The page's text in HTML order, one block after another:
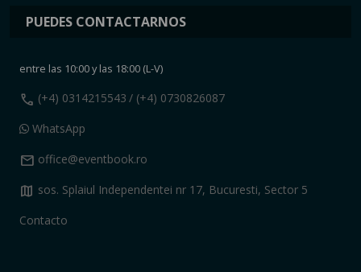
PUEDES CONTACTARNOS
entre las 10:00 y las 18:00 (L-V)
call (+4) 0314215543 / (+4) 0730826087
WhatsApp
mail office@eventbook.ro
map sos. Splaiul Independentei nr 17, Bucuresti, Sector 5
Contacto